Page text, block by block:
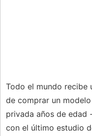
Todo el mundo recibe
de comprar un
privada años de edad
con el último estudio